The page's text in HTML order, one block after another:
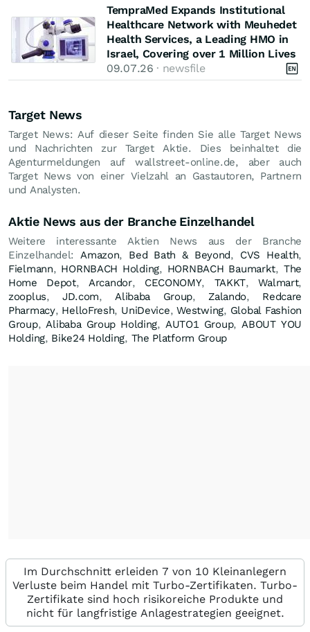
TempraMed Expands Institutional
Healthcare Network with Meuhedet
Health Services, a Leading HMO in
Israel, Covering over 1 Million Lives
09.07.26 · newsfile
Target News
Target News: Auf dieser Seite finden Sie alle Target News
und Nachrichten zur Target Aktie. Dies beinhaltet die
Agenturmeldungen auf wallstreet-online.de, aber auch
Target News von einer Vielzahl an Gastautoren, Partnern
und Analysten.
Aktie News aus der Branche Einzelhandel
Weitere interessante Aktien News aus der Branche
Einzelhandel:Amazon, Bed Bath & Beyond, CVS Health,
Fielmann, HORNBACH Holding, HORNBACH Baumarkt, The
Home Depot,Arcandor, CECONOMY, TAKKT,Walmart,
zooplus, JD.com,Alibaba Group,Zalando, Redcare
Pharmacy, HelloFresh, UniDevice,Westwing, Global Fashion
Group,Alibaba Group Holding,AUTO1 Group,ABOUT YOU
Holding, Bike24 Holding, The Platform Group
Im Durchschnitt erleiden 7 von 10 Kleinanlegern
Verluste beim Handel mit Turbo-Zertifikaten. Turbo-
Zertifikate sind hoch risikoreiche Produkte und
nicht für langfristige Anlagestrategien geeignet.